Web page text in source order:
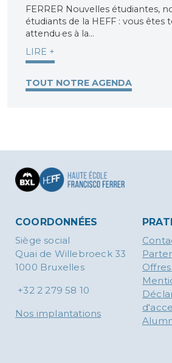
FERRER Nouvelles étudiantes,
étudiants de la HEFF : vous êtes
attendu·es à la…
LIRE +
TOUT NOTRE AGENDA
COORDONNÉES
Siège social
Quai de Willebroeck 33
1000 Bruxelles
+32 2 279 58 10
Nos implantations